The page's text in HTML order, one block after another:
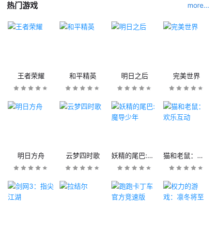
热门游戏 more...
王者荣耀 和平精英 明日之后 完美世界
明日方舟 云梦四时歌 妖精的尾巴:魔导少年 猫和老鼠：欢乐互动